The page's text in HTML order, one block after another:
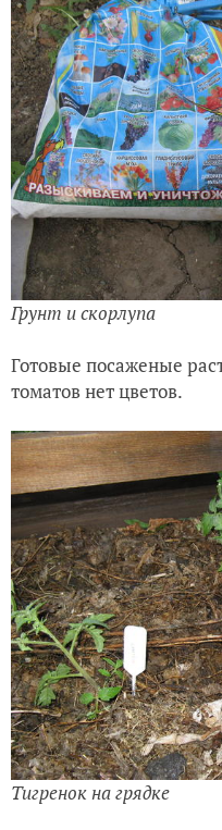
Грунт и скорлупа
Готовые посаженые
томатов нет цветов.
Тигренок на грядке